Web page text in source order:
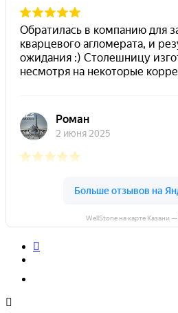
WellStone на карте Казани